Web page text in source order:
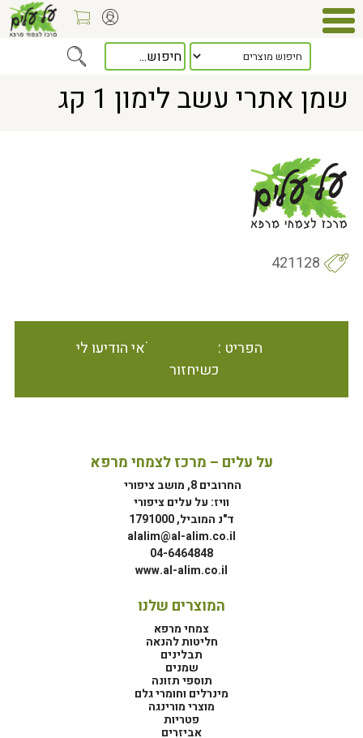
> שמן אתרי עשב לימון 1 קג
שמן אתרי עשב לימון 1 קג
421128
הפריט אינו זמין במלאי הודיעו לי
כשיחזור
על עלים – מרכז לצמחי מרפא
החרובים 8, מושב ציפורי
וויז: על עלים ציפורי
ד"נ המוביל, 1791000
alalim@al-alim.co.il
04-6464848
www.al-alim.co.il
המוצרים שלנו
צמחי מרפא
חליטות להנאה
תבלינים
שמנים
תוספי תזונה
מינרלים וחומרי גלם
מוצרי מורינגה
פטריות
אביזרים